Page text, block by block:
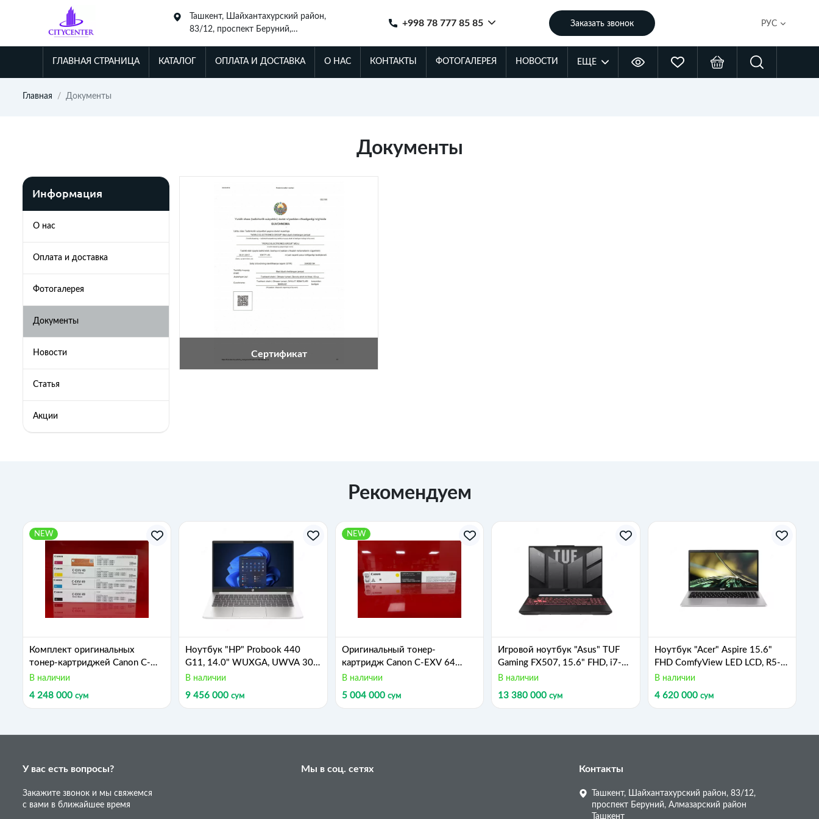
Ташкент, Шайхантахурский район,
83/12, проспект Беруний,
+998 78 777 85 85 Заказать звонок РУС
ГЛАВНАЯ СТРАНИЦА КАТАЛОГ ОПЛАТА И ДОСТАВКА О НАС КОНТАКТЫ ФОТОГАЛЕРЕЯ НОВОСТИ ЕЩЕ
Главная Документы
Документы
Информация
О нас
Оплата и доставка
Фотогалерея
Документы
Новости
Статья
Акции
Сертификат
Рекомендуем
NEW
Комплект оригинальных
тонер-картриджей Canon C-
EXV 49 Set (Черный, Голубой,
imageRUNNER
В наличии
4 248 000 сум
Ноутбук "HP" Probook 440
G11, 14.0" WUXGA, UWVA 300
FHDC, 60Hz bnt Panel, Ultra 7-
(Арт. - 9Y7Q1ET) Серебристый
В наличии
9 456 000сум
NEW
Оригинальный тонер-
картридж Canon C-EXV 64
Yellow (Желтый) для
C3922 / C3926 / C3930 /
В наличии
5 004 000 сум
Игровой ноутбук "Asus" TUF
Gaming FX507, 15.6" FHD, i7-
13620H, 16GB, 512GB, RTX
LP150/90NR0CJ7-M00B10)
В наличии
13 380 000сум
Ноутбук "Acer" Aspire 15.6"
FHD ComfyView LED LCD, R5-
7520U, 8GB, 256GB, GRAPHIC
NX.KDEER.004) Серебристый
В наличии
4 620 000 сум
У вас есть вопросы?
Закажите звонок и мы свяжемся
с вами в ближайшее время
Мы в соц. сетях Контакты
Ташкент, Шайхантахурский район, 83/12,
проспект Беруний, Алмазарский район
Ташкент